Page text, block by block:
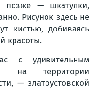
позже — шкатулки,
Рисунок здесь не
кистью, добиваясь
красоты.
с удивительным
на территории
— златоустовской